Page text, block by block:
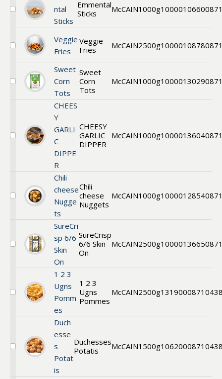
Välj
Emmental
ntal
Sticks
Emmental
Sticks
McCAIN1000g1000010660
Välj
Fries
Veggie
Fries
Veggie
Fries
McCAIN2500g1000010878
Välj
Sweet
Corn
Tots
Sweet
Corn
Tots
McCAIN1000g1000013029
Välj
CHEES
Y
GARLI
C
DIPPE
R
CHEESY
GARLIC
DIPPER
McCAIN1000g1000013604
Välj
Chili
cheese
Nugge
ts
Chili
cheese
Nuggets
McCAIN1000g1000012854
Välj
SureCri
sp 6/6
Skin
On
SureCrisp
6/6 Skin
On
McCAIN2500g1000013665
Välj
1 2 3
Ugns
Pomm
es
1 2 3
Ugns
Pommes
McCAIN2500g131900
Välj
Duch
esse
s
Potat
is
Duchesses
Potatis
McCAIN1500g106200